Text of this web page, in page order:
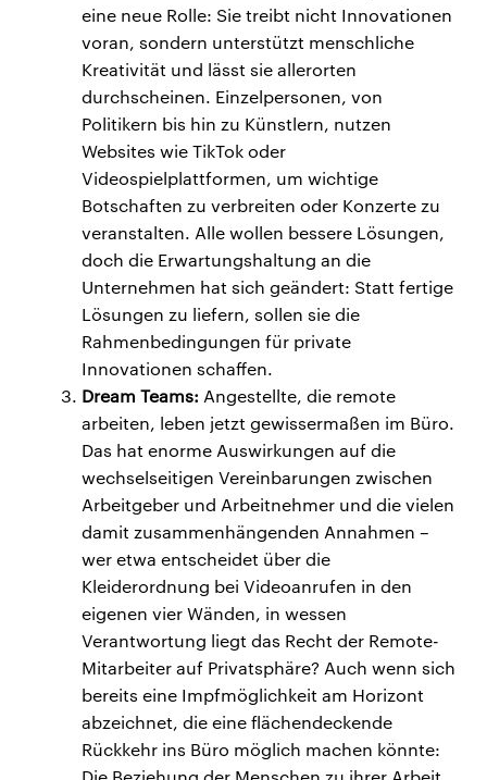
eine neue Rolle: Sie treibt nicht Innovationen
voran, sondern unterstützt menschliche
Kreativität und lässt sie allerorten
durchscheinen. Einzelpersonen, von
Politikern bis hin zu Künstlern, nutzen
Websites wie TikTok oder
Videospielplattformen, um wichtige
Botschaften zu verbreiten oder Konzerte zu
veranstalten. Alle wollen bessere Lösungen,
doch die Erwartungshaltung an die
Unternehmen hat sich geändert: Statt fertige
Lösungen zu liefern, sollen sie die
Rahmenbedingungen für private
Innovationen schaffen.
Dream Teams: Angestellte, die remote
arbeiten, leben jetzt gewissermaßen im Büro.
Das hat enorme Auswirkungen auf die
wechselseitigen Vereinbarungen zwischen
Arbeitgeber und Arbeitnehmer und die vielen
damit zusammenhängenden Annahmen –
wer etwa entscheidet über die
Kleiderordnung bei Videoanrufen in den
eigenen vier Wänden, in wessen
Verantwortung liegt das Recht der Remote-
Mitarbeiter auf Privatsphäre? Auch wenn sich
bereits eine Impfmöglichkeit am Horizont
abzeichnet, die eine flächendeckende
Rückkehr ins Büro möglich machen könnte: